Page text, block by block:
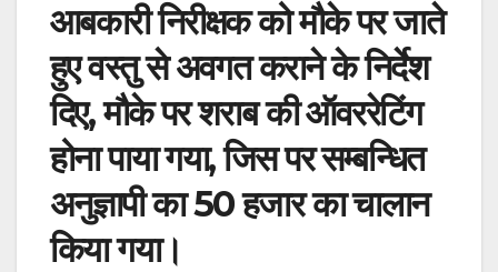
आबकारी निरीक्षक को मौके पर जाते
हुए वस्तु से अवगत कराने के निर्देश
दिए, मौके पर शराब की ऑवररेटिंग
होना पाया गया, जिस पर सम्बन्धित
अनुज्ञापी का 50 हजार का चालान
किया गया।